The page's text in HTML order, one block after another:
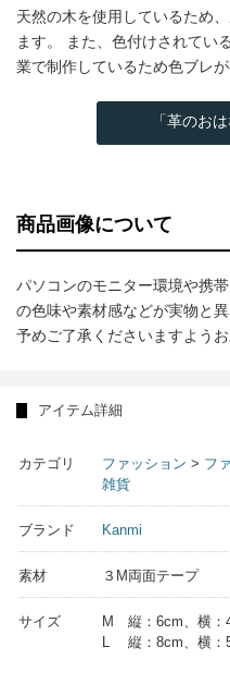
天然の木を使用しているため
ます。 また、色付けされてい
業で制作しているため色ブレ
「革のお
商品画像について
パソコンのモニター環境や携
の色味や素材感などが実物と
予めご了承くださいますようお
アイテム詳細
カテゴリ ファッション > フ
雑貨
ブランド Kanmi
素材 ３M両面テープ
サイズ
M 縦：6cm、横：
L 縦：8cm、横：